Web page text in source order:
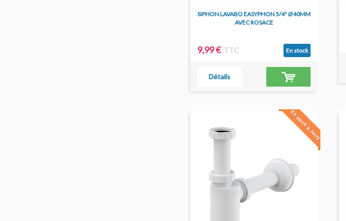
SIPHON LAVABO EASYPHON 5/4" Ø40MM
AVEC ROSACE
9,99 € TTC En stock
Détails
En stock à Jarry